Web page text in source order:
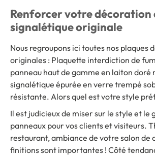
Renforcer votre décoration
signalétique originale
Nous regroupons ici toutes nos plaques
originales : Plaquette interdiction de
panneau haut de gamme en laiton doré
signalétique épurée en verre trempé
résistante. Alors quel est votre style
Il est judicieux de miser sur le style et le
panneaux pour vos clients et visiteurs.
restaurant, ambiance de votre salon de
finitions sont importantes ! Côté